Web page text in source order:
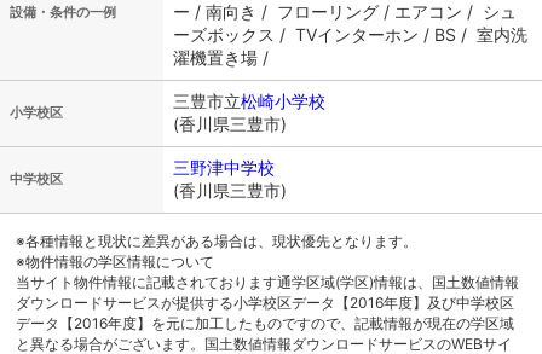
設備・条件の一例
ー / 南向き / フローリング / エアコン / シュ
ーズボックス / TVインターホン / BS / 室内洗
濯機置き場 /
小学校区
三豊市立松崎小学校
(香川県三豊市)
中学校区
三野津中学校
(香川県三豊市)
※各種情報と現状に差異がある場合は、現状優先となります。
※物件情報の学区情報について
当サイト物件情報に記載されております通学区域(学区)情報は、国土数値情報
ダウンロードサービスが提供する小学校区データ【2016年度】及び中学校区
データ【2016年度】を元に加工したものですので、記載情報が現在の学区域
と異なる場合がございます。国土数値情報ダウンロードサービスのWEBサイ